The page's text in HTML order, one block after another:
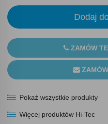
Dodaj
ZAMÓW
Pokaż wszystkie produkty
Więcej produktów Hi-Tec